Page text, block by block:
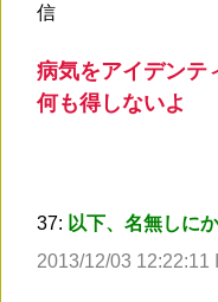
信
病気をアイデンテ
何も得しないよ
37: 以下、名無しに
2013/12/03 12:22:11